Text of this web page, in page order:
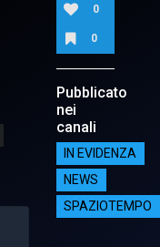
0
0
Pubblicato
nei
canali
IN EVIDENZA
NEWS
SPAZIOTEMPO